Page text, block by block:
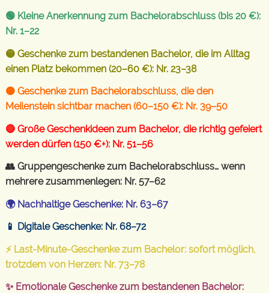
🟢 Kleine Anerkennung zum Bachelorabschluss (bis 20 €):
Nr. 1–22
🟡 Geschenke zum bestandenen Bachelor, die im Alltag
einen Platz bekommen (20–60 €): Nr. 23–38
🟠 Geschenke zum Bachelorabschluss, die den
Meilenstein sichtbar machen (60–150 €): Nr. 39–50
🔴 Große Geschenkideen zum Bachelor, die richtig gefeiert
werden dürfen (150 €+): Nr. 51–56
👥 Gruppengeschenke zum Bachelorabschluss… wenn
mehrere zusammenlegen: Nr. 57–62
🌍 Nachhaltige Geschenke: Nr. 63–67
📱 Digitale Geschenke: Nr. 68–72
⚡ Last-Minute-Geschenke zum Bachelor: sofort möglich,
trotzdem von Herzen: Nr. 73–78
✨ Emotionale Geschenke zum bestandenen Bachelor: